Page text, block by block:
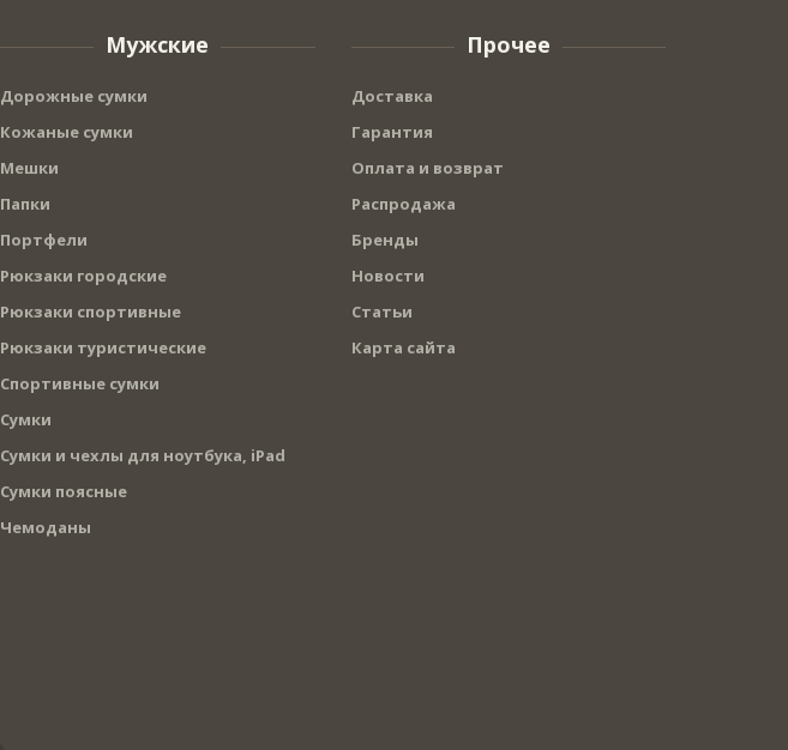
Мужские
Дорожные сумки
Кожаные сумки
Мешки
Папки
Портфели
Рюкзаки городские
Рюкзаки спортивные
Рюкзаки туристические
Спортивные сумки
Сумки
Сумки и чехлы для ноутбука, iPad
Сумки поясные
Чемоданы
Прочее
Доставка
Гарантия
Оплата и возврат
Распродажа
Бренды
Новости
Статьи
Карта сайта